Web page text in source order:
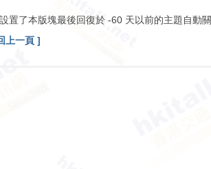
置了本版塊最後回復於 -60 天以前的主題自動
上一頁 ]